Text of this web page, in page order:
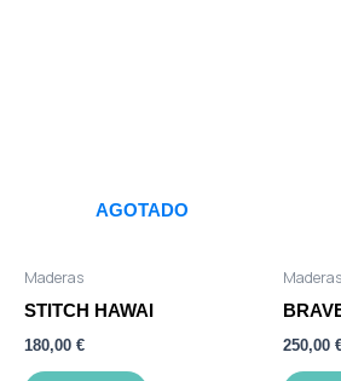
AGOTADO
Maderas
STITCH HAWAI
180,00 €
Maderas
250,00